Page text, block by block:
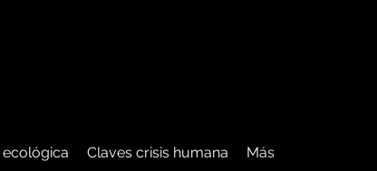
ecológica Claves crisis humana Más